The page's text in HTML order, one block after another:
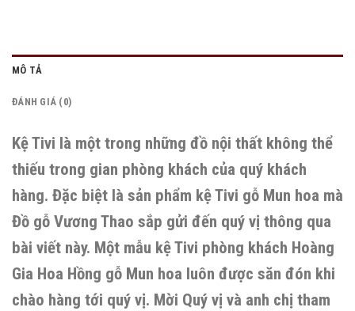
MÔ TẢ
ĐÁNH GIÁ (0)
Kệ Tivi là một trong những đồ nội thất không thể
thiếu trong gian phòng khách của quý khách
hàng. Đặc biệt là sản phẩm kệ Tivi gỗ Mun hoa mà
Đồ gỗ Vương Thao sắp gửi đến quý vị thông qua
bài viết này. Một mẫu kệ Tivi phòng khách Hoàng
Gia Hoa Hồng gỗ Mun hoa luôn được săn đón khi
chào hàng tới quý vị. Mời Quý vị và anh chị tham